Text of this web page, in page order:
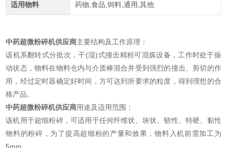
适用物料 药物,食品,饲料,通用,其他
中药超微粉碎机供应商主要结构及工作原理：
该机系翻转式分批次，干(湿)式撞击精粉可混炼设备，工作时处于振
动状态，物料在物料仓内与介质棒混合并受到强烈的撞击、剪切的作
用，经过定时器确定好时间，方可达到所要求的粒度，得到理想的合
格产品。
中药超微粉碎机供应商用途及适用范围：
该机用于超细粉碎，可适用于任何纤维状、块状、韧性、特硬、黏性
物料的粉碎，为了提高超细粉的产量和效果，物料入机前需加工为